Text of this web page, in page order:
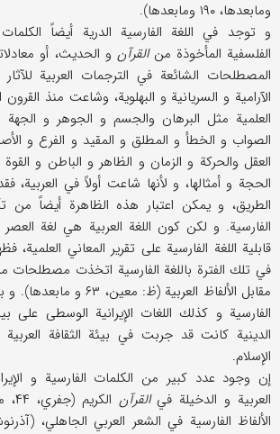
ومابعدها، ۱۹۰ ومابعدها).
و توجد في اللغة الفارسية الدرية أيضاً الكلمات
الفلسفية المأخوذة منالقرآن و الحديث، أو
المصطلحات الشائعة في الترجمات العربية للآثار
الآرامية و السريانية و البهلوية، وشاعت منذ القرون
العلمية مثل البرهان والجسم و الجوهر و
الصواب و الخطأ و المطلق و المقيد و الفرع و
العقل والحركة و الزمان و الظاهر و الباطن و
الحجة و أمثالها، و لأنها شاعت أولاً في العربية،
الطريق، و يمكن اعتبار هذه الظاهرة أيضاً من
الفارسية. و لكن كون اللغة العربية هي لغة العصر
قابلية اللغة الفارسية على تقرير المعاني
في تلك الفترة باللغة الفارسية اتخذت مصطلحات
مقابل الألفاظ العربية (ظ:
الفارسية و كذلك اللغات الإيرانية الوسطى على
الدينية كانت قد جربت في بيئة الثقافة
الإسلام.
إن وجود عدد كبير من الكلمات الفارسية و
العربية و الدخيلة فيالقرآن